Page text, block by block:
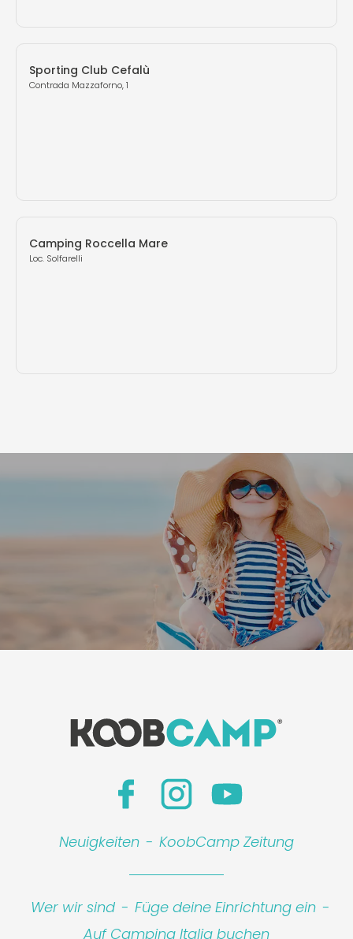
Sporting Club Cefalù
Contrada Mazzaforno, 1
Camping Roccella Mare
Loc. Solfarelli
Neuigkeiten - KoobCamp Zeitung
Wer wir sind - Füge deine Einrichtung ein -
Auf Camping Italia buchen